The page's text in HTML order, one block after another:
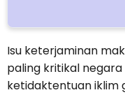
Isu keterjaminan
paling kritikal
ketidaktentuan iklim